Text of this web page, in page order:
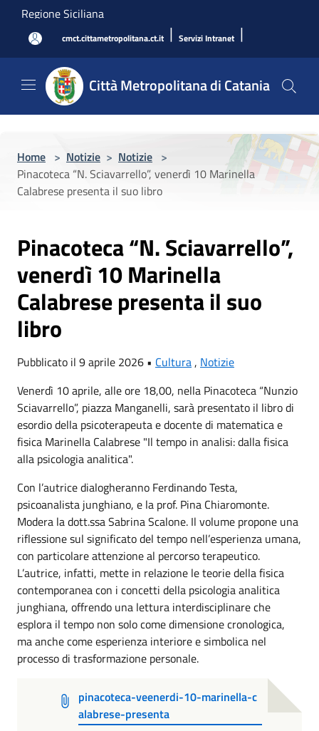
Salta al contenuto principale
Regione Siciliana
cmct.cittametropolitana.ct.it | Servizi Intranet |
Città Metropolitana di Catania
Home > Notizie > Notizie >
Pinacoteca “N. Sciavarrello”, venerdì 10 Marinella
Calabrese presenta il suo libro
Pinacoteca “N. Sciavarrello”,
venerdì 10 Marinella
Calabrese presenta il suo
libro
Pubblicato il 9 aprile 2026 • Cultura, Notizie
Venerdì 10 aprile, alle ore 18,00, nella Pinacoteca “Nunzio
Sciavarrello”, piazza Manganelli, sarà presentato il libro di
esordio della psicoterapeuta e docente di matematica e
fisica Marinella Calabrese "Il tempo in analisi: dalla fisica
alla psicologia analitica".
Con l’autrice dialogheranno Ferdinando Testa,
psicoanalista junghiano, e la prof. Pina Chiaromonte.
Modera la dott.ssa Sabrina Scalone. Il volume propone una
riflessione sul significato del tempo nell’esperienza umana,
con particolare attenzione al percorso terapeutico.
L’autrice, infatti, mette in relazione le teorie della fisica
contemporanea con i concetti della psicologia analitica
junghiana, offrendo una lettura interdisciplinare che
esplora il tempo non solo come dimensione cronologica,
ma anche come esperienza interiore e simbolica nel
processo di trasformazione personale.
pinacoteca-veenerdi-10-marinella-c
alabrese-presenta